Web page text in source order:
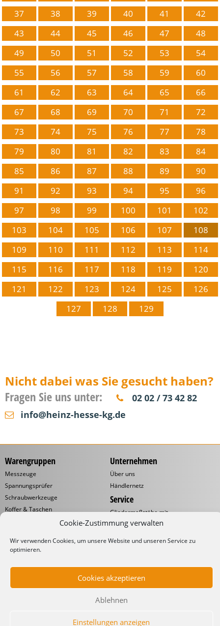
Cookie-Zustimmung verwalten
Wir verwenden Cookies, um unsere Website und unseren Service zu
optimieren.
Cookies akzeptieren
Ablehnen
Einstellungen anzeigen
37
38 39 40 41
42
43
44 45 46 47
48
49
50 51 52 53
54
55
56 57 58 59
60
61
62 63 64 65
66
67
68 69 70 71
72
73
74 75 76 77
78
79
80 81 82 83
84
85
86 87 88 89
90
91
92 93 94 95
96
97
98 99 100 101
102
103
104 105 106 107
108
109
110 111 112 113
114
115
116 117 118 119
120
121
122 123 124 125
126
127
128 129
Nicht dabei was Sie gesucht haben?
Fragen Sie uns unter:
02 02 / 73 42 82
info@heinz-hesse-kg.de
Warengruppen
Messzeuge
Spannungsprüfer
Schraubwerkzeuge
Koffer & Taschen
Schneidwaren
Werkstattbedarf
Unternehmen
Über uns
Händlernetz
Service
Gliedermaßstäbe mit
Werbeaufdruck
Katalog
Downloads
Lieferbedingungen
Impressum